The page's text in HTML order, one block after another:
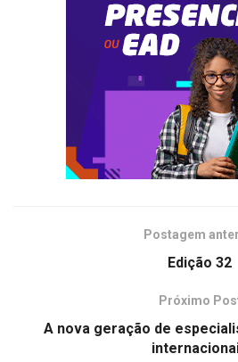
Postagem
Edição 32
Próximo
A nova geração de